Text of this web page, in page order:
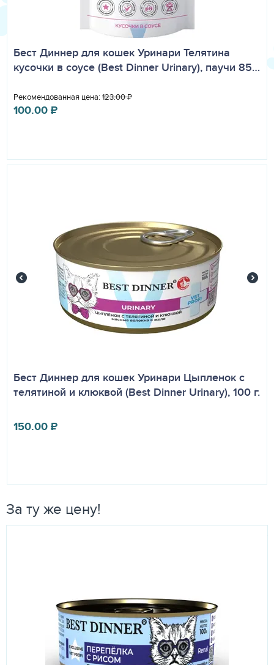
Бест Диннер для кошек Уринари Телятина
кусочки в соусе (Best Dinner Urinary), паучи 85…
Рекомендованная цена: 123.00₽
100.00₽
Бест Диннер для кошек Уринари Цыпленок с
телятиной и клюквой (Best Dinner Urinary), 100 г.
150.00₽
За ту же цену!